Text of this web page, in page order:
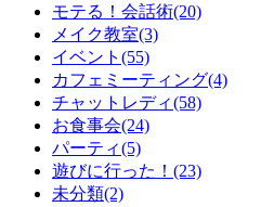
モテる！会話術(20)
メイク教室(3)
イベント(55)
カフェミーティング(4)
チャットレディ(58)
お食事会(24)
パーティ(5)
遊びに行った！(23)
未分類(2)